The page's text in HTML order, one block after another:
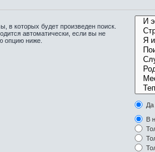
которых будет произведен поиск.
автоматически, если вы не
опцию ниже.
Да
В